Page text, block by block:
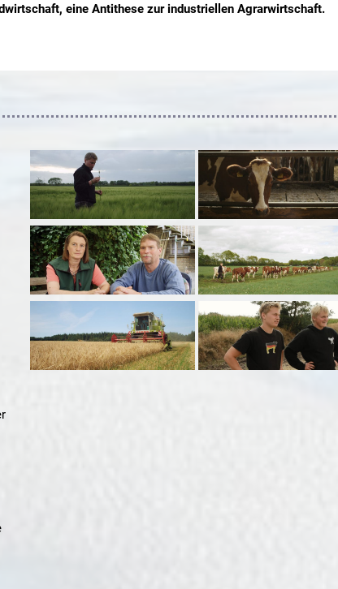
eine Antithese zur industriellen Agrarwirtschaft.